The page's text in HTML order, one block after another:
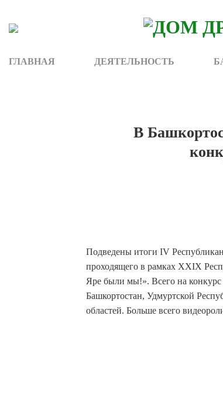
content
ГЛАВНАЯ ДЕЯТЕЛЬНОСТЬ
В
Подведены итоги IV
проходящего в рамках XXIX
Яре были мы!». Всего на
Башкортостан, Удмуртской
областей. Больше всего